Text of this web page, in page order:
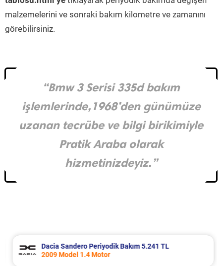
malzemelerini ve sonraki bakım kilometre ve zamanını
görebilirsiniz.
“Bmw 3 Serisi 335d bakım
işlemlerinde,1968’den günümüze
uzanan tecrübe ve bilgi birikimiyle
Pratik Araba olarak
hizmetinizdeyiz.”
Dacia Sandero Periyodik Bakım 5.241 TL
2009 Model 1.4 Motor